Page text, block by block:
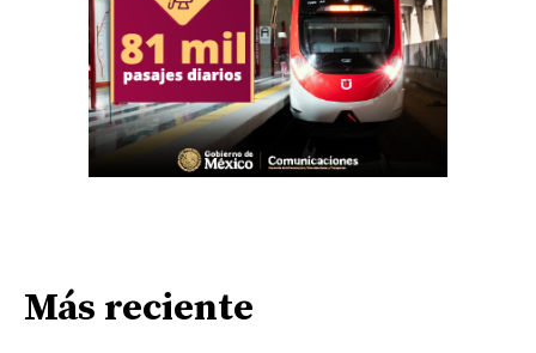
Más reciente